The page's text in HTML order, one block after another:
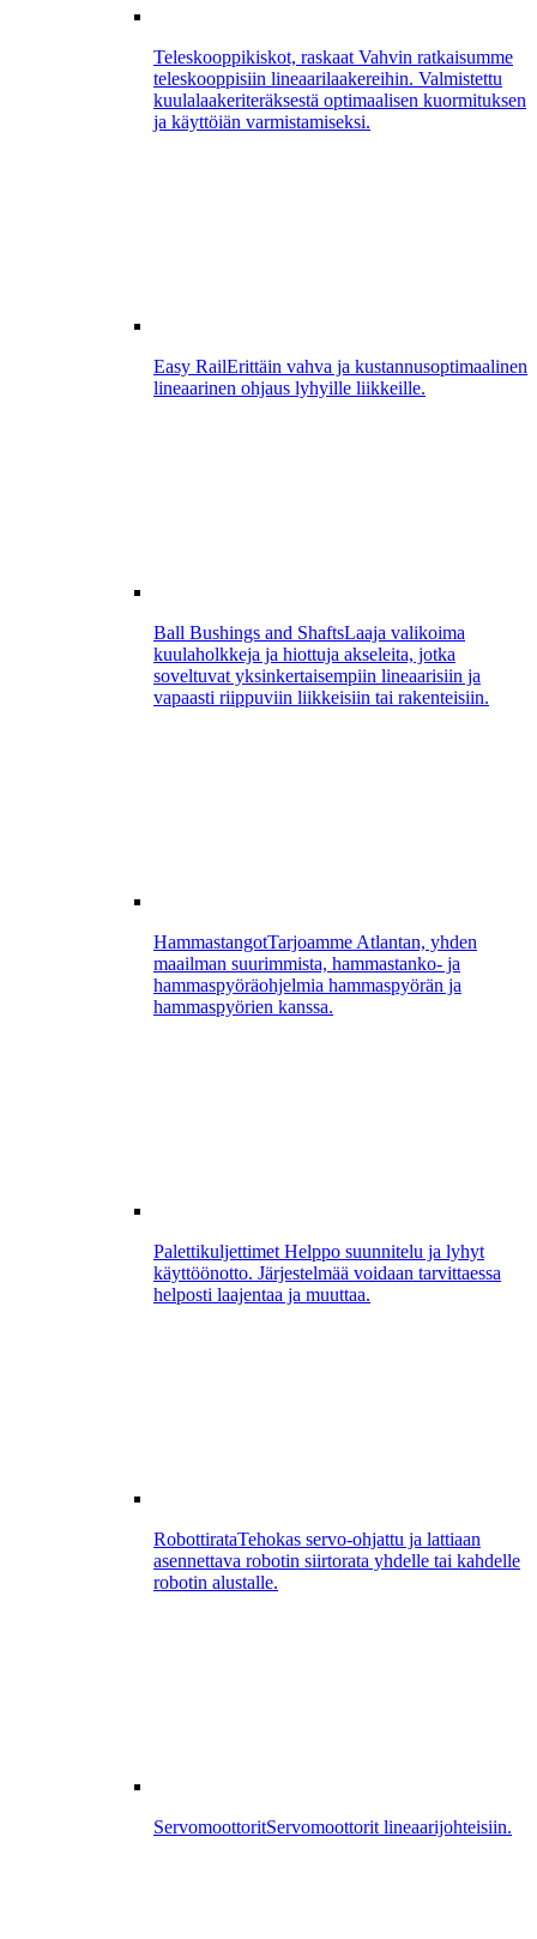
Teleskooppikiskot, raskaat Vahvin ratkaisumme
teleskooppisiin lineaarilaakereihin. Valmistettu
kuulalaakeriteräksestä optimaalisen kuormituksen
ja käyttöiän varmistamiseksi.
Easy RailErittäin vahva ja kustannusoptimaalinen
lineaarinen ohjaus lyhyille liikkeille.
Ball Bushings and ShaftsLaaja valikoima
kuulaholkkeja ja hiottuja akseleita, jotka
soveltuvat yksinkertaisempiin lineaarisiin ja
vapaasti riippuviin liikkeisiin tai rakenteisiin.
HammastangotTarjoamme Atlantan, yhden
maailman suurimmista, hammastanko- ja
hammaspyöräohjelmia hammaspyörän ja
hammaspyörien kanssa.
Palettikuljettimet Helppo suunnitelu ja lyhyt
käyttöönotto. Järjestelmää voidaan tarvittaessa
helposti laajentaa ja muuttaa.
RobottirataTehokas servo-ohjattu ja lattiaan
asennettava robotin siirtorata yhdelle tai kahdelle
robotin alustalle.
ServomoottoritServomoottorit lineaarijohteisiin.